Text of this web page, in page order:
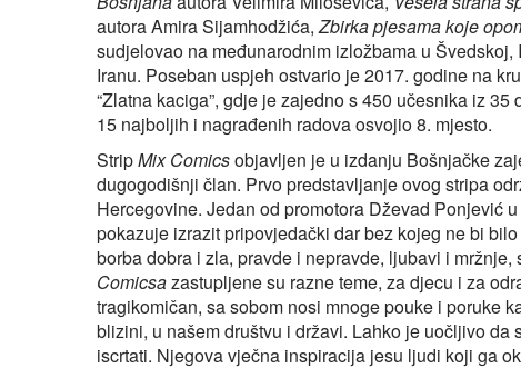
autora Amira Sijamhodžića, Zbirka pjesama koje
sudjelovao na međunarodnim izložbama u
Iranu. Poseban uspjeh ostvario je 2017. godine na
“Zlatna kaciga”, gdje je zajedno s 450 učesnika iz
15 najboljih i nagrađenih radova osvojio 8. mjesto.
StripMix Comicsobjavljen je u izdanju Bošnjačke
dugogodišnji član. Prvo predstavljanje ovog stripa
Hercegovine. Jedan od promotora Dževad Ponjević
pokazuje izrazit pripovjedački dar bez kojeg ne bi
borba dobra i zla, pravde i nepravde, ljubavi i
Comicsazastupljene su razne teme, za djecu i za
tragikomičan, sa sobom nosi mnoge pouke i poruke
blizini, u našem društvu i državi. Lahko je uočljivo
iscrtati. Njegova vječna inspiracija jesu ljudi koji ga